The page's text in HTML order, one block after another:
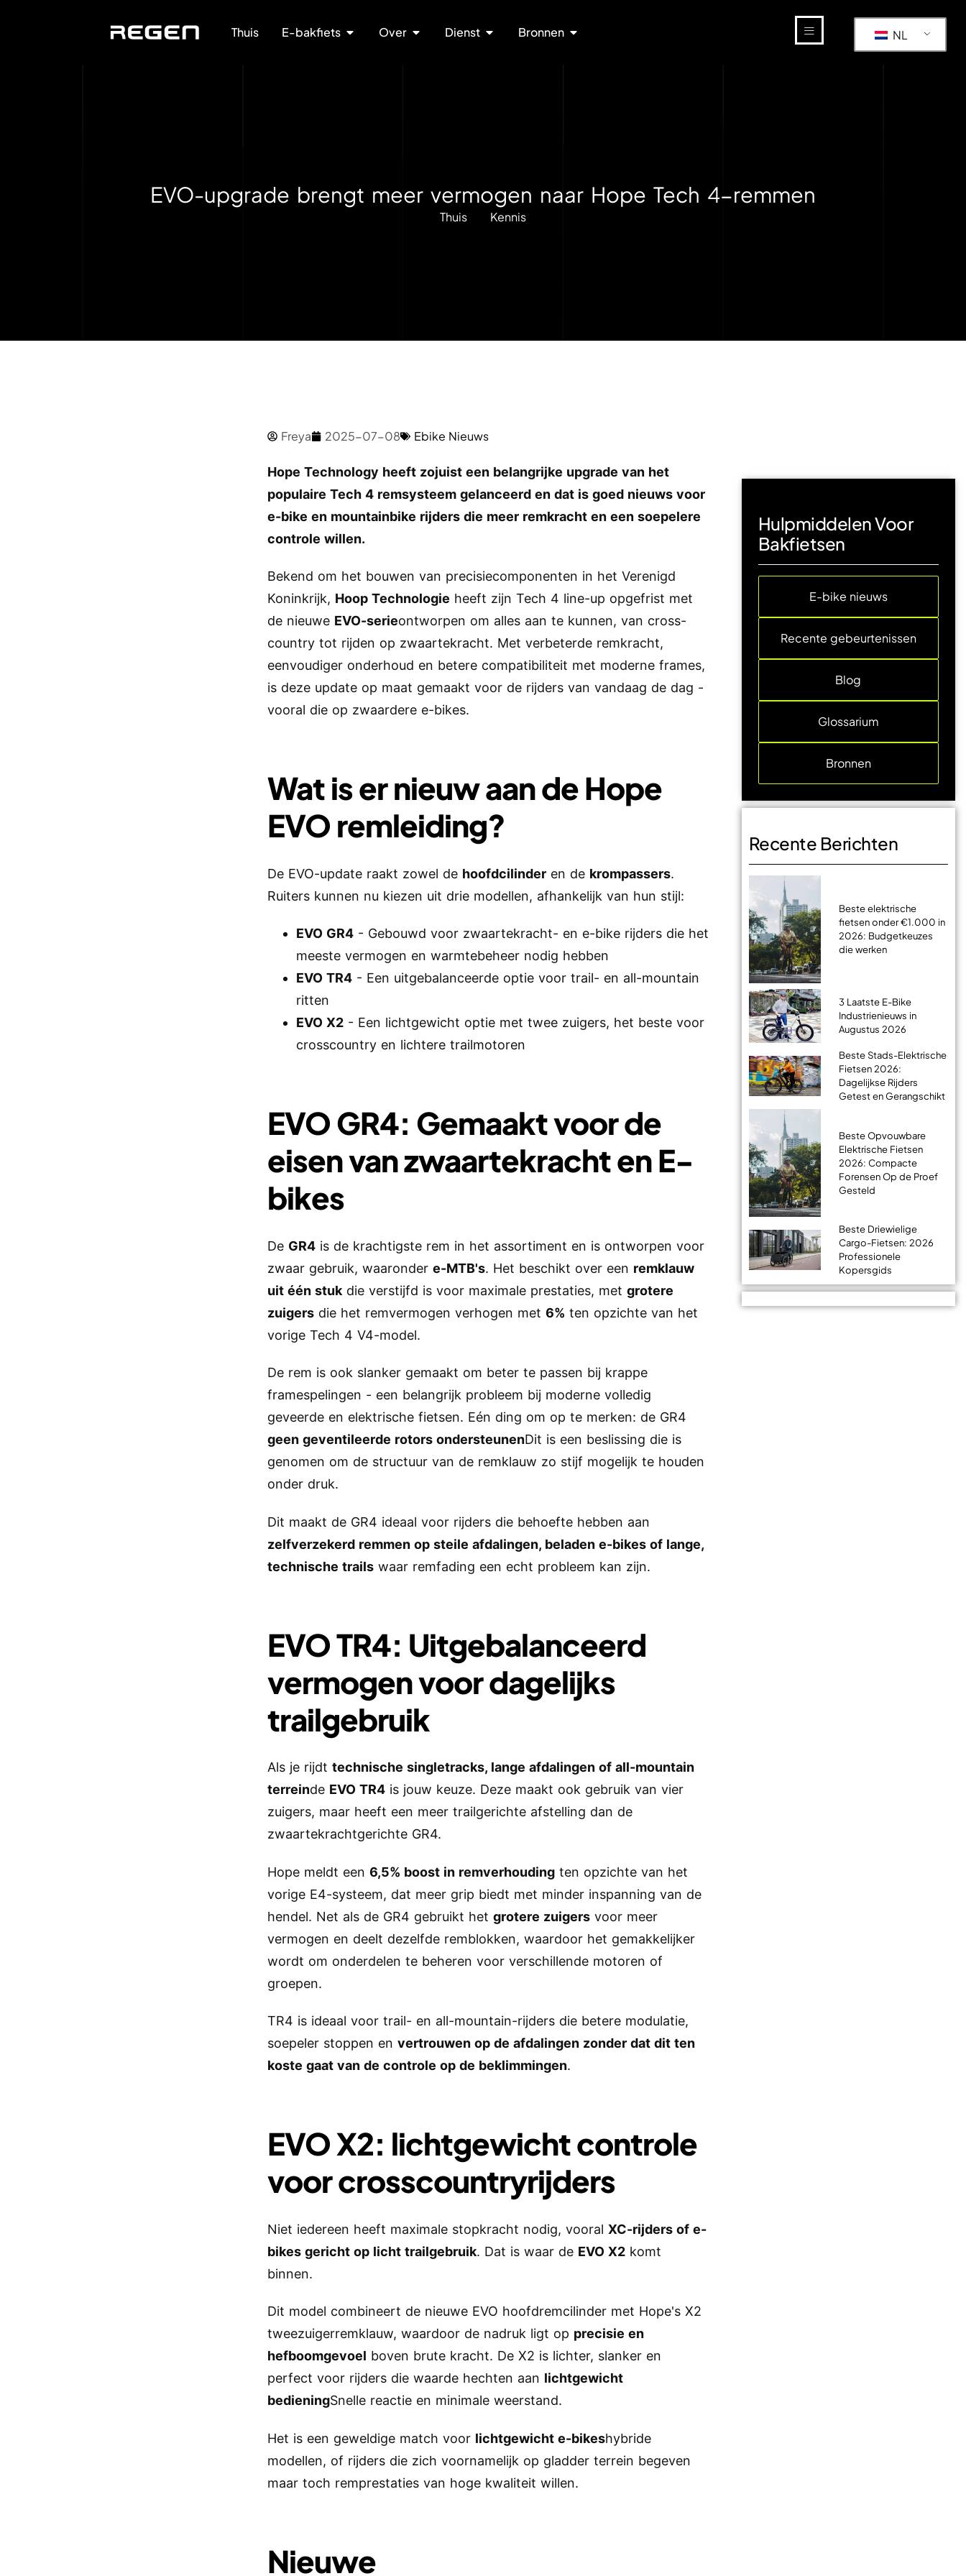
Thuis E-bakfiets Over Dienst Bronnen NL
EVO-upgrade brengt meer vermogen naar Hope Tech 4-remmen
Thuis Kennis
Freya 2025-07-08 Ebike Nieuws
Hope Technology heeft zojuist een belangrijke upgrade van het
populaire Tech 4 remsysteem gelanceerd en dat is goed nieuws voor
e-bike en mountainbike rijders die meer remkracht en een soepelere
controle willen.
Bekend om het bouwen van precisiecomponenten in het Verenigd
Koninkrijk, Hoop Technologie heeft zijn Tech 4 line-up opgefrist met
de nieuwe EVO-serieontworpen om alles aan te kunnen, van cross-
country tot rijden op zwaartekracht. Met verbeterde remkracht,
eenvoudiger onderhoud en betere compatibiliteit met moderne frames,
is deze update op maat gemaakt voor de rijders van vandaag de dag -
vooral die op zwaardere e-bikes.
Wat is er nieuw aan de Hope
EVO remleiding?
De EVO-update raakt zowel de hoofdcilinder en de krompassers.
Ruiters kunnen nu kiezen uit drie modellen, afhankelijk van hun stijl:
EVO GR4 - Gebouwd voor zwaartekracht- en e-bike rijders die het
meeste vermogen en warmtebeheer nodig hebben
EVO TR4 - Een uitgebalanceerde optie voor trail- en all-mountain
ritten
EVO X2 - Een lichtgewicht optie met twee zuigers, het beste voor
crosscountry en lichtere trailmotoren
EVO GR4: Gemaakt voor de
eisen van zwaartekracht en E-
bikes
De GR4 is de krachtigste rem in het assortiment en is ontworpen voor
zwaar gebruik, waarondere-MTB's. Het beschikt over een remklauw
uit één stuk die verstijfd is voor maximale prestaties, metgrotere
zuigers die het remvermogen verhogen met6% ten opzichte van het
vorige Tech 4 V4-model.
De rem is ook slanker gemaakt om beter te passen bij krappe
framespelingen - een belangrijk probleem bij moderne volledig
geveerde en elektrische fietsen. Eén ding om op te merken: de GR4
geen geventileerde rotors ondersteunenDit is een beslissing die is
genomen om de structuur van de remklauw zo stijf mogelijk te houden
onder druk.
Dit maakt de GR4 ideaal voor rijders die behoefte hebben aan
zelfverzekerd remmen op steile afdalingen, beladen e-bikes of lange,
technische trails waar remfading een echt probleem kan zijn.
EVO TR4: Uitgebalanceerd
vermogen voor dagelijks
trailgebruik
Als je rijdttechnische singletracks, lange afdalingen of all-mountain
terreinde EVO TR4 is jouw keuze. Deze maakt ook gebruik van vier
zuigers, maar heeft een meer trailgerichte afstelling dan de
zwaartekrachtgerichte GR4.
Hope meldt een6,5% boost in remverhouding ten opzichte van het
vorige E4-systeem, dat meer grip biedt met minder inspanning van de
hendel. Net als de GR4 gebruikt hetgrotere zuigers voor meer
vermogen en deelt dezelfde remblokken, waardoor het gemakkelijker
wordt om onderdelen te beheren voor verschillende motoren of
groepen.
TR4 is ideaal voor trail- en all-mountain-rijders die betere modulatie,
soepeler stoppen envertrouwen op de afdalingen zonder dat dit ten
koste gaat van de controle op de beklimmingen.
EVO X2: lichtgewicht controle
voor crosscountryrijders
Niet iedereen heeft maximale stopkracht nodig, vooralXC-rijders of e-
bikes gericht op licht trailgebruik. Dat is waar de EVO X2 komt
binnen.
Dit model combineert de nieuwe EVO hoofdremcilinder met Hope's X2
tweezuigerremklauw, waardoor de nadruk ligt op precisie en
hefboomgevoel boven brute kracht. De X2 is lichter, slanker en
perfect voor rijders die waarde hechten aan lichtgewicht
bedieningSnelle reactie en minimale weerstand.
Het is een geweldige match voor lichtgewicht e-bikeshybride
modellen, of rijders die zich voornamelijk op gladder terrein begeven
maar toch remprestaties van hoge kwaliteit willen.
Nieuwe
Hulpmiddelen Voor
Bakfietsen
E-bike nieuws
Recente gebeurtenissen
Blog
Glossarium
Bronnen
Recente Berichten
Beste elektrische
fietsen onder €1.000 in
2026: Budgetkeuzes
die werken
3 Laatste E-Bike
Industrienieuws in
Augustus 2026
Beste Stads-Elektrische
Fietsen 2026:
Dagelijkse Rijders
Getest en Gerangschikt
Beste Opvouwbare
Elektrische Fietsen
2026: Compacte
Forensen Op de Proef
Gesteld
Beste Driewielige
Cargo-Fietsen: 2026
Professionele
Kopersgids